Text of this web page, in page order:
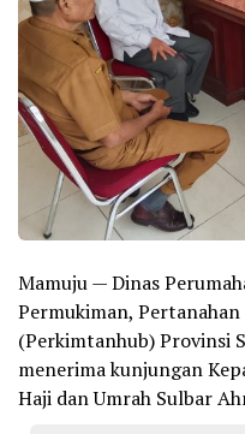
Mamuju — Dinas
Permukiman,
(Perkimtanhub) Provinsi
menerima kunjungan
Haji dan Umrah Sulbar